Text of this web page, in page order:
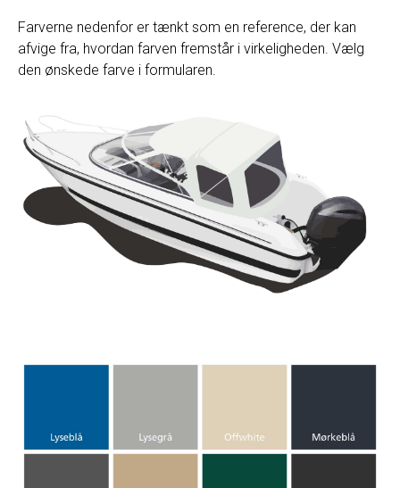
Farverne nedenfor er tænkt som en reference, der kan
afvige fra, hvordan farven fremstår i virkeligheden. Vælg
den ønskede farve i formularen.